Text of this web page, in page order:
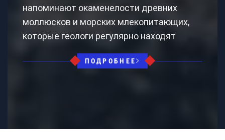
напоминают окаменелости древних
моллюсков и морских млекопитающих,
которые геологи регулярно находят
ПОДРОБНЕЕ